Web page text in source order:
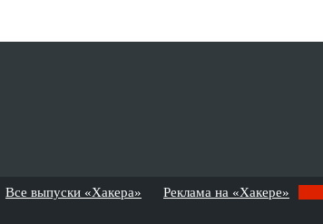
Все выпуски «Хакера» Реклама на «Хакере»